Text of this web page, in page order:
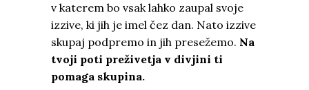
v katerem bo vsak lahko zaupal svoje
izzive, ki jih je imel čez dan. Nato izzive
skupaj podpremo in jih presežemo. Na
tvoji poti preživetja v divjini ti
pomaga skupina.